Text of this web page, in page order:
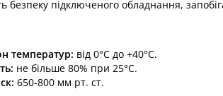
безпеку підключеного обладнання,
температур: від 0°C до +40°C.​
не більше 80% при 25°C.​
650-800 мм рт. ст.​